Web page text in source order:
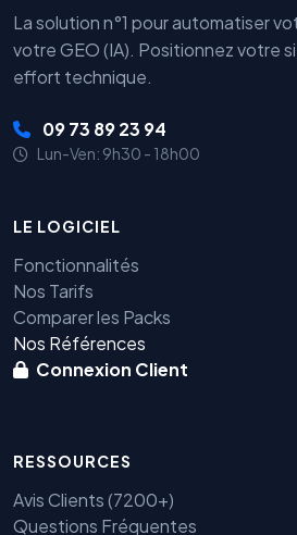
La solution n°1 pour automatiser
votre GEO (IA). Positionnez votre
effort technique.
09 73 89 23 94
Lun-Ven: 9h30 - 18h00
LE LOGICIEL
Fonctionnalités
Nos Tarifs
Comparer les Packs
Nos Références
Connexion Client
RESSOURCES
Avis Clients (7200+)
Questions Fréquentes